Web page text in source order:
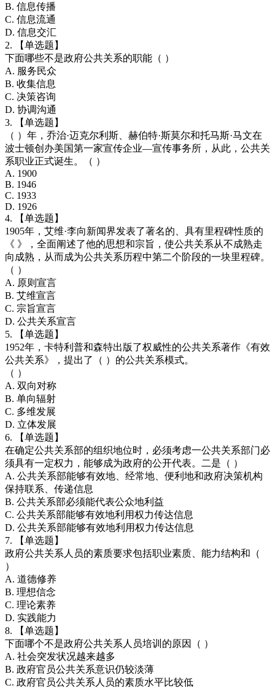
B. 信息传播
C. 信息流通
D. 信息交汇
2. 【单选题】
下面哪些不是政府公共关系的职能（ ）
A. 服务民众
B. 收集信息
C. 决策咨询
D. 协调沟通
3. 【单选题】
（ ）年，乔治·迈克尔利斯、赫伯特·斯莫尔和托马斯·马文在
波士顿创办美国第一家宣传企业—宣传事务所，从此，公共关
系职业正式诞生。（ ）
A. 1900
B. 1946
C. 1933
D. 1926
4. 【单选题】
1905年，艾维·李向新闻界发表了著名的、具有里程碑性质的
《 》，全面阐述了他的思想和宗旨，使公共关系从不成熟走
向成熟，从而成为公共关系历程中第二个阶段的一块里程碑。
（ ）
A. 原则宣言
B. 艾维宣言
C. 宗旨宣言
D. 公共关系宣言
5. 【单选题】
1952年，卡特利普和森特出版了权威性的公共关系著作《有效
公共关系》，提出了（ ）的公共关系模式。
（ ）
A. 双向对称
B. 单向辐射
C. 多维发展
D. 立体发展
6. 【单选题】
在确定公共关系部的组织地位时，必须考虑一公共关系部门必
须具有一定权力，能够成为政府的公开代表。二是（ ）
A. 公共关系部能够有效地、经常地、便利地和政府决策机构
保持联系、传递信息
B. 公共关系部必须能代表公众地利益
C. 公共关系部能够有效地利用权力传达信息
D. 公共关系部能够有效地利用权力传达信息
7. 【单选题】
政府公共关系人员的素质要求包括职业素质、能力结构和（
）
A. 道德修养
B. 理想信念
C. 理论素养
D. 实践能力
8. 【单选题】
下面哪个不是政府公共关系人员培训的原因（ ）
A. 社会突发状况越来越多
B. 政府官员公共关系意识仍较淡薄
C. 政府官员公共关系人员的素质水平比较低